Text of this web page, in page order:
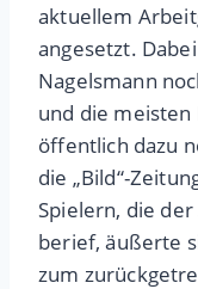
aktuellem
angesetzt.
Nagelsmann
und die meisten
öffentlich dazu
die „Bild“-
Spielern, die
berief, äußerte
zum